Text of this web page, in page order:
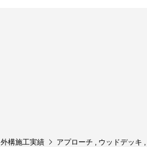
外構施工実績 アプローチ , ウッドデッキ ,